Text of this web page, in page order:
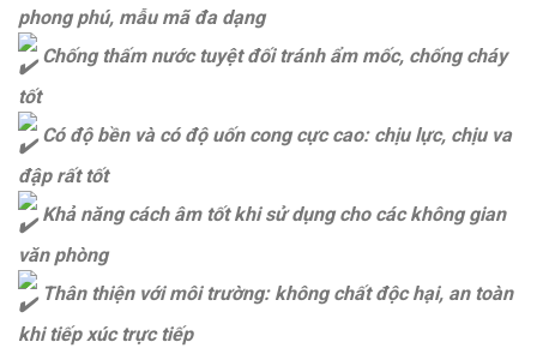
phong phú, mẫu mã đa dạng
Chống thấm nước tuyệt đối tránh ẩm mốc, chống cháy
tốt
Có độ bền và có độ uốn cong cực cao: chịu lực, chịu va
đập rất tốt
Khả năng cách âm tốt khi sử dụng cho các không gian
văn phòng
Thân thiện với môi trường: không chất độc hại, an toàn
khi tiếp xúc trực tiếp